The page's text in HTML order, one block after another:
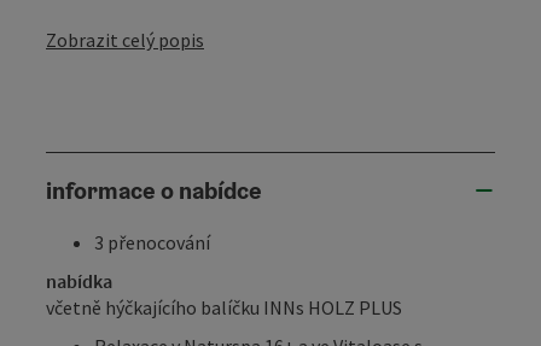
Zobrazit celý popis
informace o nabídce
3 přenocování
nabídka
včetně hýčkajícího balíčku INNs HOLZ PLUS